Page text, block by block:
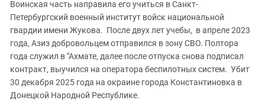
Воинская часть направила его учиться в Санкт-
Петербургский военный институт войск национальной
гвардии имени Жукова. После двух лет учебы, в апреле 2023
года, Азиз добровольцем отправился в зону СВО. Полтора
года служил в "Ахмате, далее после отпуска снова подписал
контракт, выучился на оператора беспилотных систем. Убит
30 декабря 2025 года на окраине города Константиновка в
Донецкой Народной Республике.